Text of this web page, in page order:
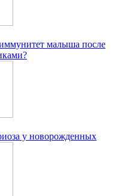
малыша после
у новорожденных